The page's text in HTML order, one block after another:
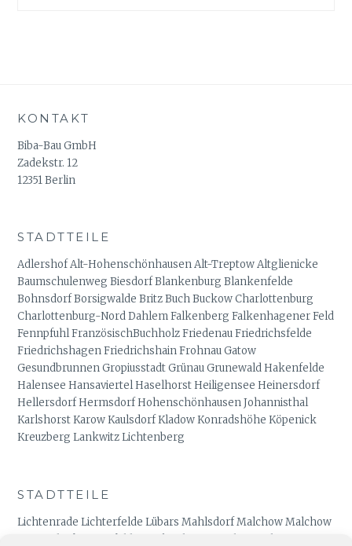
KONTAKT
Biba-Bau GmbH
Zadekstr. 12
12351 Berlin
STADTTEILE
Adlershof Alt-Hohenschönhausen Alt-Treptow Altglienicke
Baumschulenweg Biesdorf Blankenburg Blankenfelde
Bohnsdorf Borsigwalde Britz Buch Buckow Charlottenburg
Charlottenburg-Nord Dahlem Falkenberg Falkenhagener Feld
Fennpfuhl FranzösischBuchholz Friedenau Friedrichsfelde
Friedrichshagen Friedrichshain Frohnau Gatow
Gesundbrunnen Gropiusstadt Grünau Grunewald Hakenfelde
Halensee Hansaviertel Haselhorst Heiligensee Heinersdorf
Hellersdorf Hermsdorf Hohenschönhausen Johannisthal
Karlshorst Karow Kaulsdorf Kladow Konradshöhe Köpenick
Kreuzberg Lankwitz Lichtenberg
STADTTEILE
Lichtenrade Lichterfelde Lübars Mahlsdorf Malchow Malchow